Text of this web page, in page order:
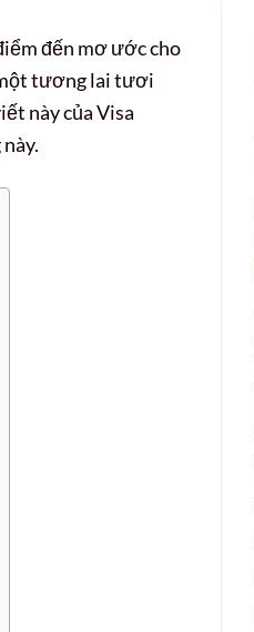
đến mơ ước cho
tương lai tươi
này của Visa